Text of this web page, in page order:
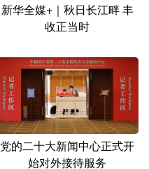
Français عربى
新华全媒+｜秋日长江畔 丰
收正当时
党的二十大新闻中心正式开
始对外接待服务